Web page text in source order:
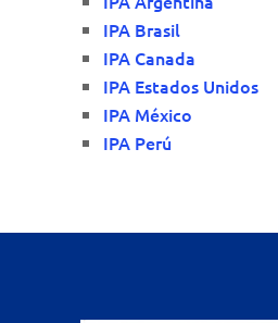
IPA Brasil
IPA Canada
IPA Estados Unidos
IPA México
IPA Perú